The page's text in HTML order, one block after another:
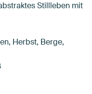
Stillleben mit
Herbst, Berge,